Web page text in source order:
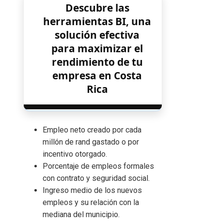
Descubre las
herramientas BI, una
solución efectiva
para maximizar el
rendimiento de tu
empresa en Costa
Rica
Empleo neto creado por cada
millón de rand gastado o por
incentivo otorgado.
Porcentaje de empleos formales
con contrato y seguridad social.
Ingreso medio de los nuevos
empleos y su relación con la
mediana del municipio.